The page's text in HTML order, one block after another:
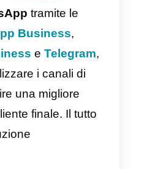
e dati sulla tua